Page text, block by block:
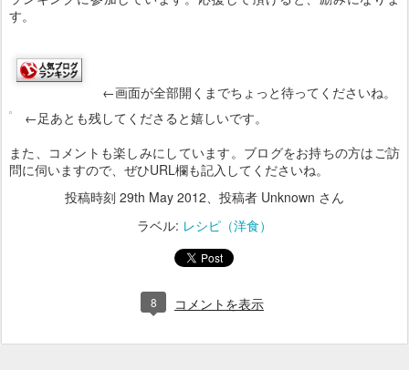
す。
←画面が全部開くまでちょっと待ってくださいね。
←足あとも残してくださると嬉しいです。
また、コメントも楽しみにしています。ブログをお持ちの方はご訪
問に伺いますので、ぜひURL欄も記入してくださいね。
投稿時刻 29th May 2012 、投稿者 Unknown さん
ラベル: レシピ（洋食）
8 コメントを表示